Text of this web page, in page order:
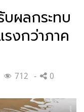
บผลกระทบ
งกว่าภาค
712 0